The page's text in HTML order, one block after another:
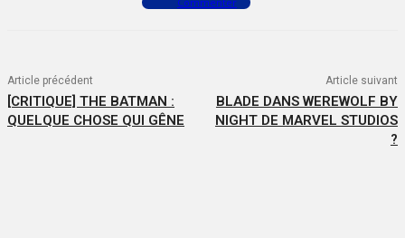
Article précédent
[CRITIQUE] THE BATMAN :
QUELQUE CHOSE QUI GÊNE
Article suivant
BLADE DANS WEREWOLF BY
NIGHT DE MARVEL STUDIOS
?